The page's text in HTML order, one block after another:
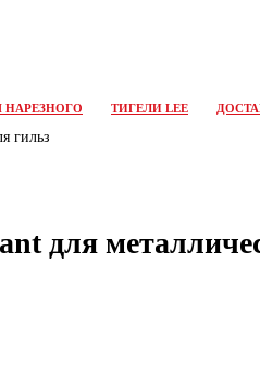
НАРЕЗНОГО ТИГЕЛИ LEE
гильз
для